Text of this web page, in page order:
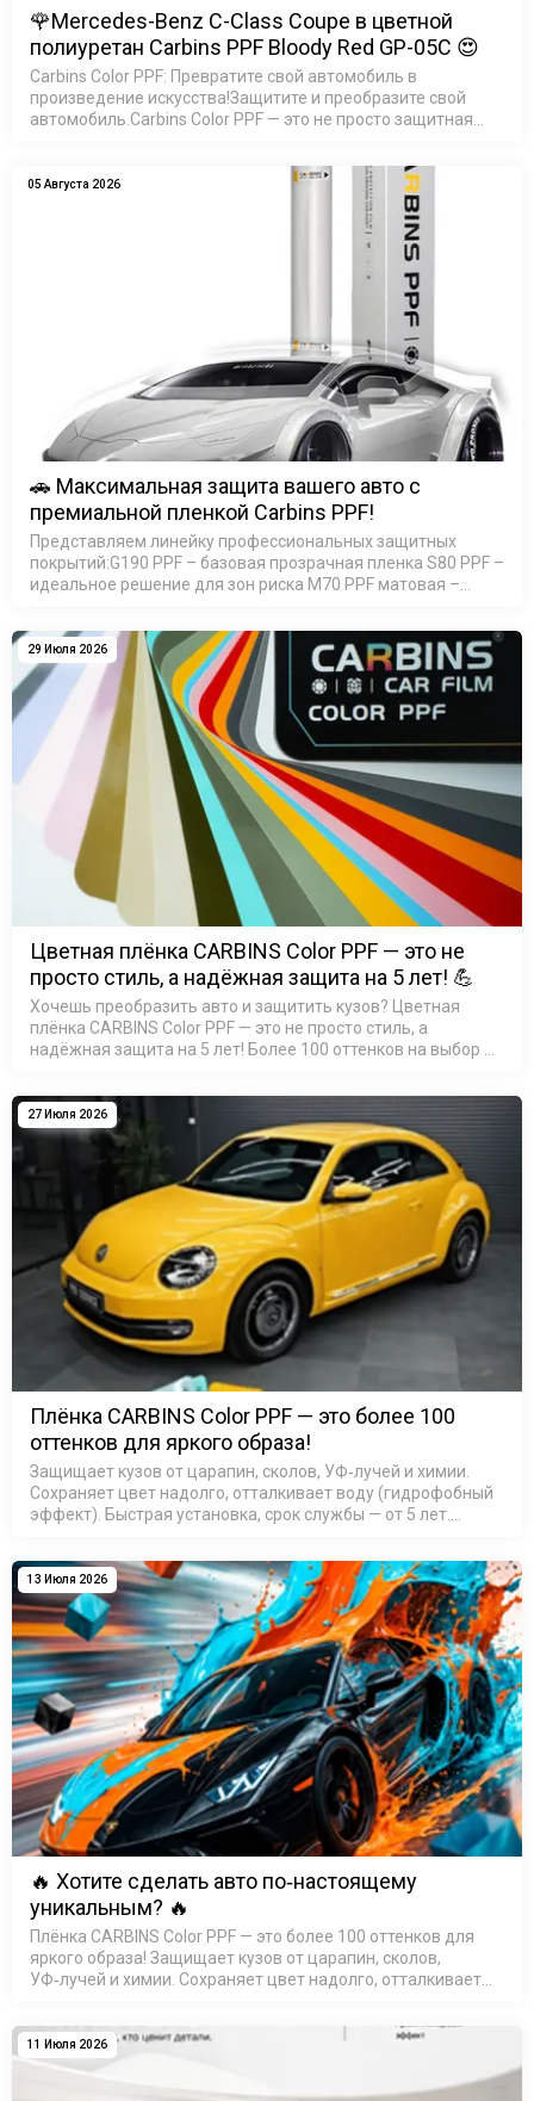
🌹Mercedes-Benz C-Class Coupe в цветной
полиуретан Carbins PPF Bloody Red GP-05C 😍
Carbins Color PPF: Превратите свой автомобиль в
произведение искусства!Защитите и преобразите свой
автомобиль.Carbins Color PPF — это не просто защитная
05 Августа 2026
🚗 Максимальная защита вашего авто с
премиальной пленкой Carbins PPF!
Представляем линейку профессиональных защитных
покрытий:G190 PPF – базовая прозрачная пленка S80 PPF –
идеальное решение для зон риска M70 PPF матовая –
мик…
29 Июля 2026
Цветная плёнка CARBINS Color PPF — это не
просто стиль, а надёжная защита на 5 лет! 💪
Хочешь преобразить авто и защитить кузов? Цветная
плёнка CARBINS Color PPF — это не просто стиль, а
надёжная защита на 5 лет! Более 100 оттенков на выбор —
27 Июля 2026
Плёнка CARBINS Color PPF — это более 100
оттенков для яркого образа!
Защищает кузов от царапин, сколов, УФ‑лучей и химии.
Сохраняет цвет надолго, отталкивает воду (гидрофобный
эффект). Быстрая установка, срок службы — от 5 лет.
Подробн…
13 Июля 2026
🔥 Хотите сделать авто по‑настоящему
уникальным? 🔥
Плёнка CARBINS Color PPF — это более 100 оттенков для
яркого образа! Защищает кузов от царапин, сколов,
УФ‑лучей и химии. Сохраняет цвет надолго, отталкивает
службы &mdas…
11 Июля 2026